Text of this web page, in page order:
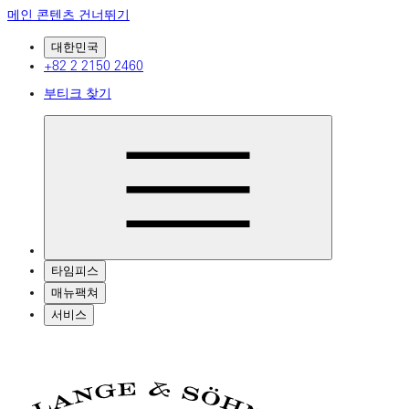
메인 콘텐츠 건너뛰기
대한민국
+82 2 2150 2460
부티크 찾기
타임피스
매뉴팩쳐
서비스